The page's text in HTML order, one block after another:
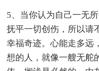
5、当你认为自己一无
抚平一切创伤，所以请
幸福奇迹。心能走多远
想的人，就像一艘无舵